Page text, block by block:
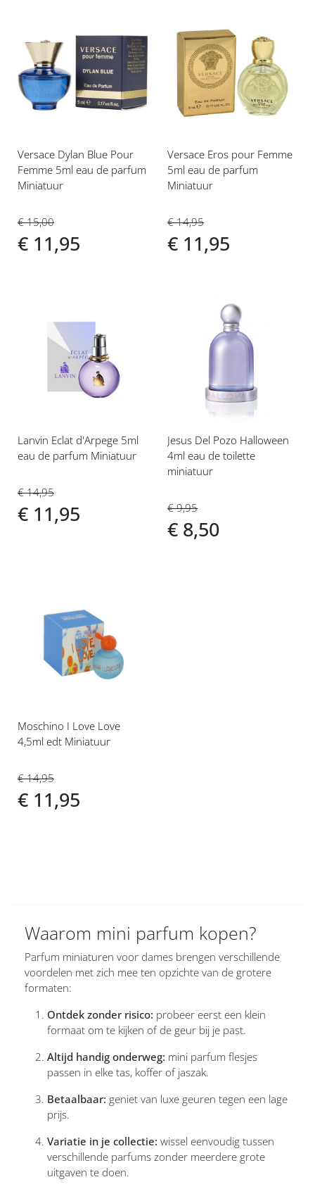
Voeg
toe
aan
verlanglijst
Versace Dylan Blue Pour
Femme 5ml eau de parfum
Miniatuur
€ 15,00
€ 11,95
Voeg
toe
aan
verlanglijst
Versace Eros pour Femme
5ml eau de parfum
Miniatuur
€ 14,95
€ 11,95
Voeg
toe
verlanglijst
Lanvin Eclat d'Arpege 5ml
eau de parfum Miniatuur
€ 14,95
€ 11,95
verlanglijst
Jesus Del Pozo Halloween
4ml eau de toilette
miniatuur
€ 9,95
€ 8,50
Voeg
verlanglijst
Moschino I Love Love
4,5ml edt Miniatuur
€ 14,95
€ 11,95
Waarom mini parfum kopen?
Parfum miniaturen voor dames brengen verschillende
voordelen met zich mee ten opzichte van de grotere
formaten:
Ontdek zonder risico: probeer eerst een klein
formaat om te kijken of de geur bij je past.
Altijd handig onderweg: mini parfum flesjes
passen in elke tas, koffer of jaszak.
Betaalbaar: geniet van luxe geuren tegen een lage
prijs.
Variatie in je collectie: wissel eenvoudig tussen
verschillende parfums zonder meerdere grote
uitgaven te doen.